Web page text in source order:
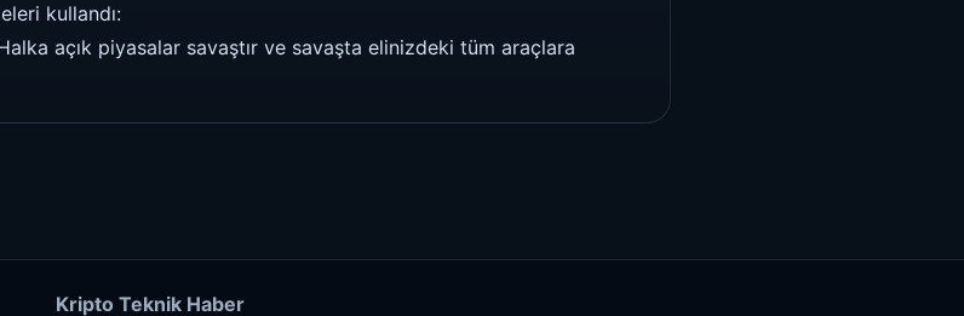
kullandı:
açık piyasalar savaştır ve savaşta elinizdeki tüm araçlara
Kripto Teknik Haber